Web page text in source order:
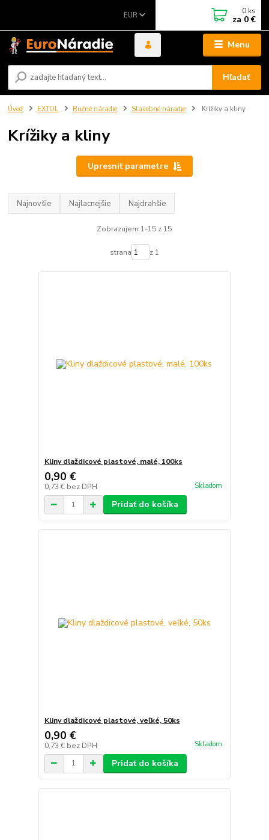
Menu
EUR
Hľadať
0 ks
za 0 €
Úvod EXTOL Ručné náradie Stavebné náradie Krížiky a kliny
Krížiky a kliny
Upresniť parametre
Najnovšie Najlacnejšie Najdrahšie
Zobrazujem 1-15 z 15
strana z 1
Kliny dlaždicové plastové, malé, 100ks
0,90 €
0,73 € bez DPH Skladom
Pridať do košíka
Kliny dlaždicové plastové, veľké, 50ks
0,90 €
0,73 € bez DPH Skladom
Pridať do košíka